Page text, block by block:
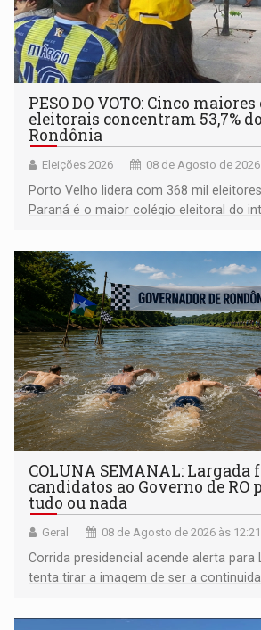
PESO DO VOTO: Cinco
eleitorais concentram 53,7%
Rondônia
Eleições 2026 08 de Agosto de
Porto Velho lidera com 368 mil
Paraná é o maior colégio eleitoral do
COLUNA SEMANAL: Largada
candidatos ao Governo de RO
tudo ou nada
Geral 08 de Agosto de 2026 às 12:21
Corrida presidencial acende alerta para
tenta tirar a imagem de ser a
não ter entrado no modo eleição;